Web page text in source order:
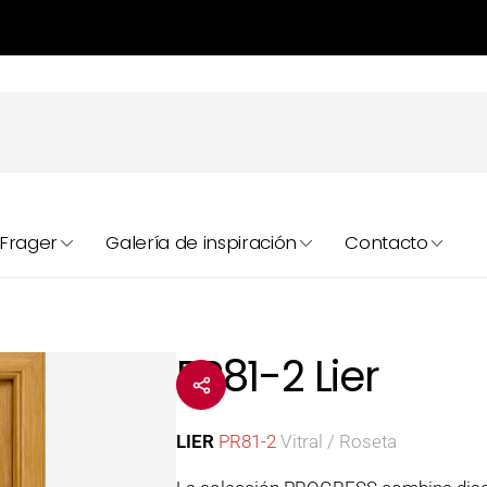
Galería de inspiración Contacto
PR81-2 Lier
LIER PR81-2 Vitral / Roseta